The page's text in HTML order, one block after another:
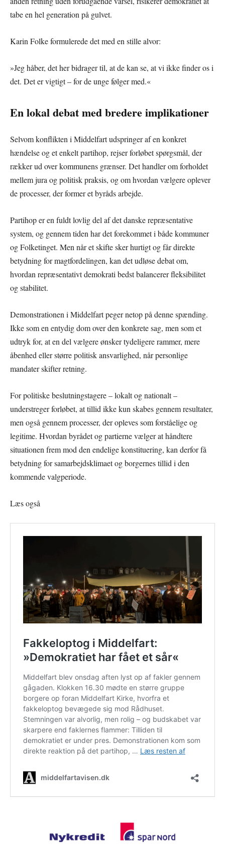
tabe en hel generation på gulvet.
Karin Folke formulerede det med en stille alvor:
»Jeg håber, det her bidrager til, at de kan se, at vi ikke finder os i
det. Det er vigtigt – for de unge følger med.«
En lokal debat med bredere implikationer
Selvom konflikten i Middelfart udspringer af en konkret
hændelse og et enkelt partihop, rejser forløbet spørgsmål, der
rækker ud over kommunens grænser. Det handler om forholdet
mellem jura og politisk praksis, og om hvordan vælgere oplever
de processer, der former et byråds arbejde.
Partihop er en fuldt lovlig del af det danske repræsentative
system, og gennem tiden har det forekommet i både kommuner
og Folketinget. Men når et skifte sker hurtigt og får direkte
betydning for magtfordelingen, kan det udløse debat om,
hvordan repræsentativt demokrati bedst balancerer fleksibilitet
og stabilitet.
Demonstrationen i Middelfart peger netop på denne spænding.
Ikke som en entydig dom over den konkrete sag, men som et
udtryk for, at en del vælgere ønsker tydeligere rammer, mere
åbenhed eller større politisk ansvarlighed, når personlige
mandater skifter retning.
For politiske beslutningstagere – lokalt og nationalt –
understreger forløbet, at tillid ikke kun skabes gennem resultater,
men også gennem processer, der opleves som forståelige og
legitime. Hvordan byrådet og partierne vælger at håndtere
situationen frem mod den endelige konstituering, kan derfor få
betydning for samarbejdsklimaet og borgernes tillid i den
kommende valgperiode.
Læs også